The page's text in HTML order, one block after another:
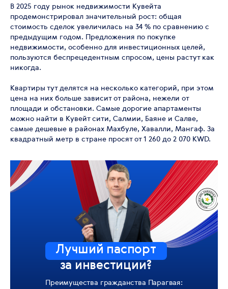
В 2025 году рынок недвижимости Кувейта
продемонстрировал значительный рост: общая
стоимость сделок увеличилась на 34 % по сравнению с
предыдущим годом. Предложения по покупке
недвижимости, особенно для инвестиционных целей,
пользуются беспрецедентным спросом, цены растут как
никогда.
Квартиры тут делятся на несколько категорий, при этом
цена на них больше зависит от района, нежели от
площади и обстановки. Самые дорогие апартаменты
можно найти в Кувейт сити, Салмии, Баяне и Салве,
самые дешевые в районах Махбуле, Хавалли, Мангаф. За
квадратный метр в стране просят от 1 260 до 2 070 KWD.
Лучший паспорт
за инвестиции?
Преимущества гражданства Парагвая: